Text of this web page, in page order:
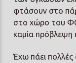
φτάσουν στο
στο χώρο του
καμία πρόβλεψη
Έχω πάει πολλές